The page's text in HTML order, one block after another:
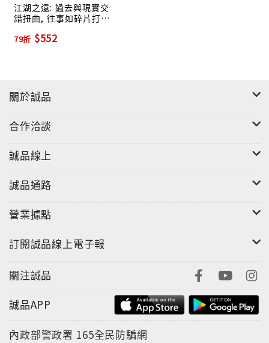
江湖之遠: 過去與現實交
錯扭曲, 往事如碎片打亂
79折 $552
關於誠品
合作洽談
誠品線上
誠品通路
營業據點
訂閱誠品線上電子報
關注誠品
誠品APP
內政部警政署 165全民防騙網